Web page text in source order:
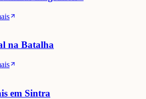
na Batalha
em Sintra